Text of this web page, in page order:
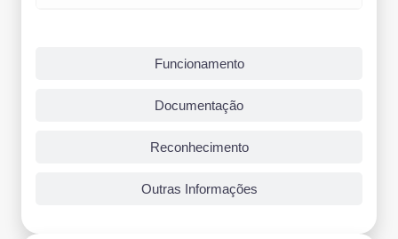
Funcionamento
Documentação
Reconhecimento
Outras Informações